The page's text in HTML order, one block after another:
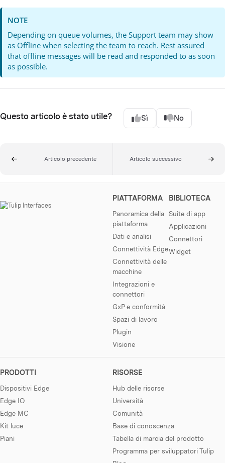
NOTE
Depending on queue volumes, the Support team may show
as Offline when selecting the team to reach. Rest assured
that offline messages will be read and responded to as soon
as possible.
Questo articolo è stato utile? Sì No
Articolo precedente Articolo successivo
PIATTAFORMA
Panoramica della
piattaforma
Dati e analisi
Connettività Edge
Connettività delle
macchine
Integrazioni e
connettori
GxP e conformità
Spazi di lavoro
Plugin
Visione
BIBLIOTECA
Suite di app
Applicazioni
Connettori
Widget
PRODOTTI
Dispositivi Edge
Edge IO
Edge MC
Kit luce
Piani
RISORSE
Hub delle risorse
Università
Comunità
Base di conoscenza
Tabella di marcia del prodotto
Programma per sviluppatori Tulip